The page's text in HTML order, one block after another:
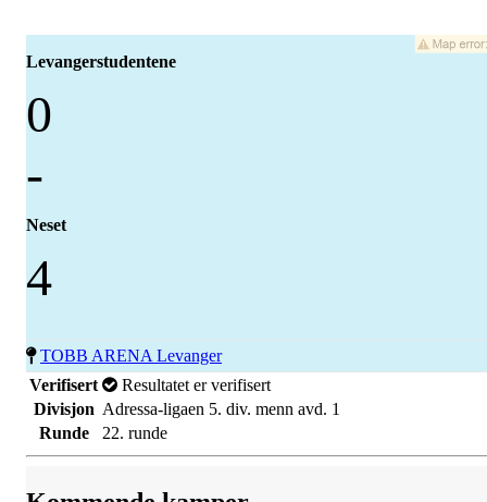
Levangerstudentene
0
-
Neset
4
TOBB ARENA Levanger
Verifisert
Resultatet er verifisert
Divisjon Adressa-ligaen 5. div. menn avd. 1
Runde
22. runde